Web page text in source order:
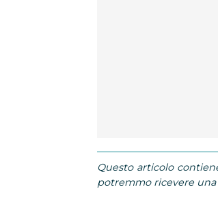
Questo articolo
potremmo ricevere